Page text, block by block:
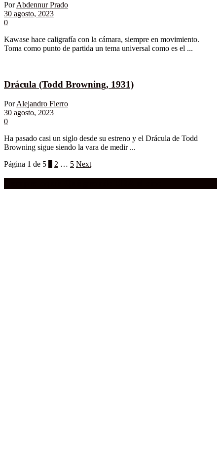
PorAbdennur Prado
30 agosto, 2023
0
Kawase hace caligrafía con la cámara, siempre en movimiento.
Toma como punto de partida un tema universal como es el ...
Drácula (Todd Browning, 1931)
Por Alejandro Fierro
30 agosto, 2023
0
Ha pasado casi un siglo desde su estreno y el Drácula de Todd
Browning sigue siendo la vara de medir ...
Página 1 de 5
2 … 5 Next